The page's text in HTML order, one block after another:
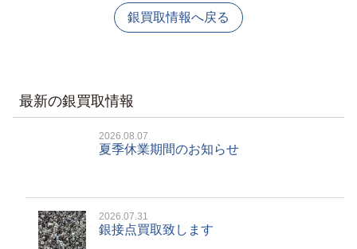
銀買取情報へ戻る
最新の銀買取情報
2026.08.07
夏季休業期間のお知らせ
2026.07.31
銀接点買取致します